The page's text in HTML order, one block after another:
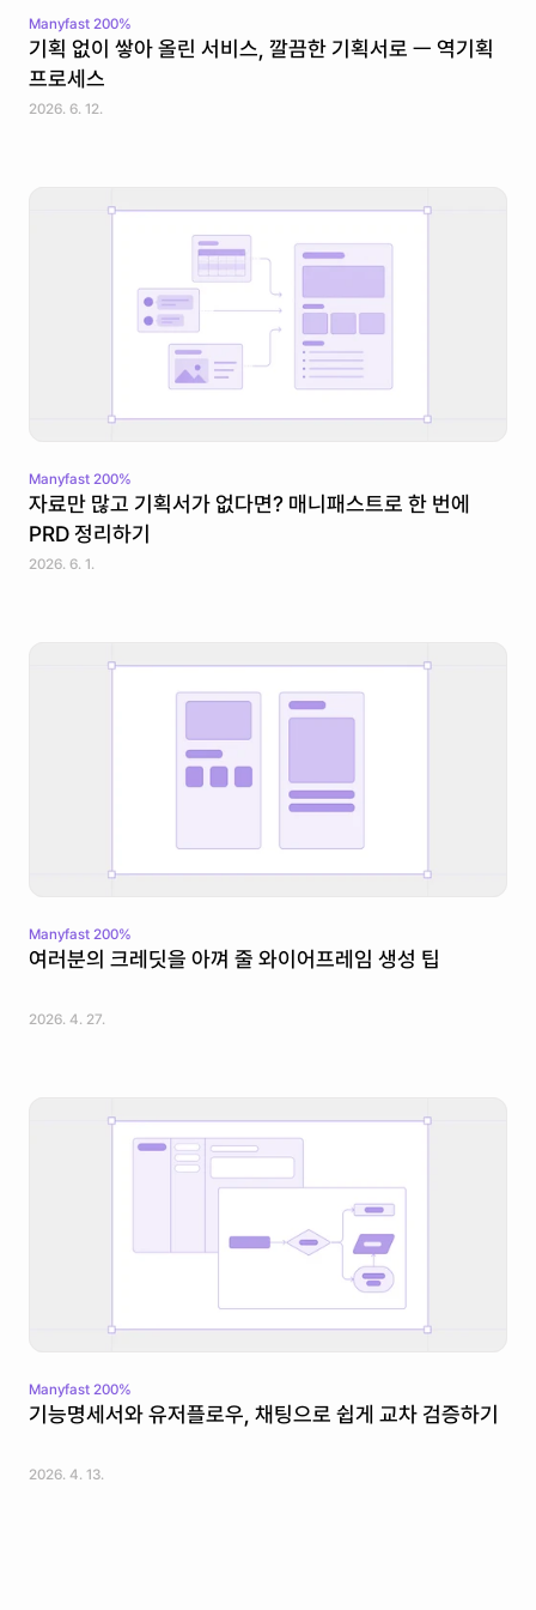
Manyfast 200%
기획 없이 쌓아 올린 서비스, 깔끔한 기획서로 ㅡ 역기획
프로세스
2026. 6. 12.
Manyfast 200%
자료만 많고 기획서가 없다면? 매니패스트로 한 번에
PRD 정리하기
2026. 6. 1.
Manyfast 200%
여러분의 크레딧을 아껴 줄 와이어프레임 생성 팁
2026. 4. 27.
Manyfast 200%
기능명세서와 유저플로우, 채팅으로 쉽게 교차 검증하기
2026. 4. 13.